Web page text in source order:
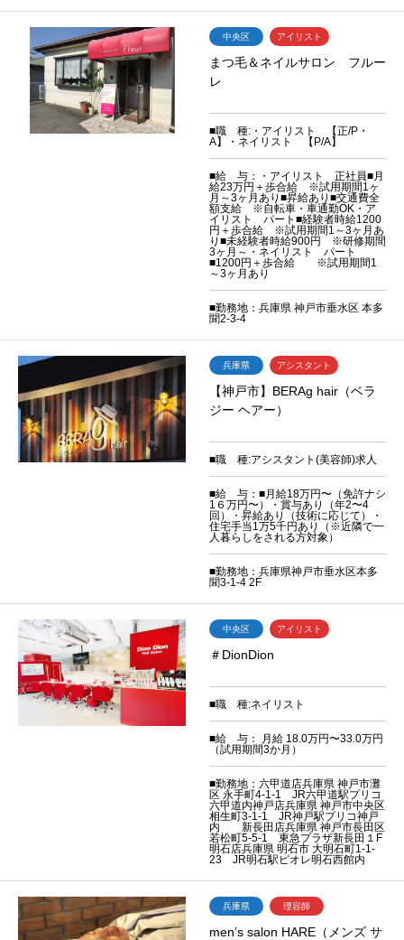
中央区 アイリスト
まつ毛＆ネイルサロン フルー
レ
■職 種:・アイリスト 【正/P・
A】・ネイリスト 【P/A】
■給 与：・アイリスト 正社員■月
給23万円＋歩合給 ※試用期間1ヶ
月～3ヶ月あり■昇給あり■交通費全
額支給 ※自転車・車通勤OK・ア
イリスト パート■経験者時給1200
円＋歩合給 ※試用期間1～3ヶ月あ
り■未経験者時給900円 ※研修期間
3ヶ月～・ネイリスト パート
■1200円＋歩合給 ※試用期間1
～3ヶ月あり
■勤務地：兵庫県 神戸市垂水区 本多
聞2-3-4
兵庫県 アシスタント
【神戸市】BERAg hair（ベラ
ジー ヘアー）
■職 種:アシスタント(美容師)求人
■給 与：■月給18万円〜（免許ナシ
1６万円〜）・賞与あり（年2〜4
回）・昇給あり（技術に応じて）・
住宅手当1万5千円あり（※近隣で一
人暮らしをされる方対象）
■勤務地：兵庫県神戸市垂水区本多
聞3-1-4 2F
中央区 アイリスト
＃DionDion
■職 種:ネイリスト
■給 与： 月給 18.0万円〜33.0万円
（試用期間3か月）
■勤務地：六甲道店兵庫県 神戸市灘
区 永手町4-1-1 JR六甲道駅プリコ
六甲道内神戸店兵庫県 神戸市中央区
相生町3-1-1 JR神戸駅プリコ神戸
内 新長田店兵庫県 神戸市長田区
若松町5-5-1 東急プラザ新長田１F
明石店兵庫県 明石市 大明石町1-1-
23 JR明石駅ピオレ明石西館内
兵庫県 理容師
men’s salon HARE（メンズ サ